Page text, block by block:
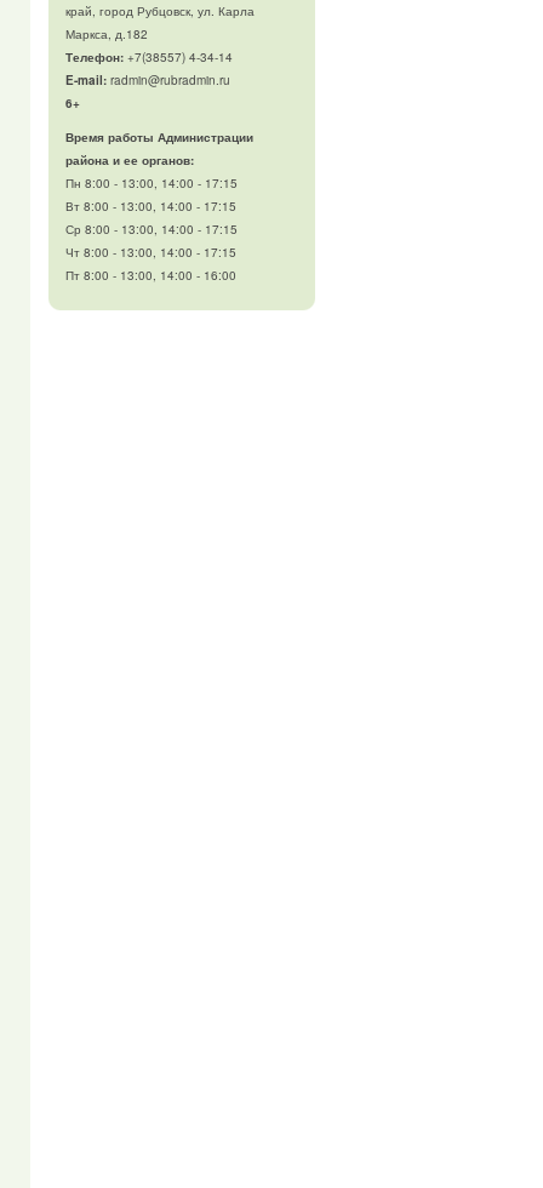
край, город Рубцовск, ул. Карла
Маркса, д.182
Телефон:+7(38557) 4-34-14
E-mail:radmin@rubradmin.ru
6+
Время работы Администрации
района и ее органов:
Пн 8:00 - 13:00, 14:00 - 17:15
Вт 8:00 - 13:00, 14:00 - 17:15
Ср 8:00 - 13:00, 14:00 - 17:15
Чт 8:00 - 13:00, 14:00 - 17:15
Пт 8:00 - 13:00, 14:00 - 16:00